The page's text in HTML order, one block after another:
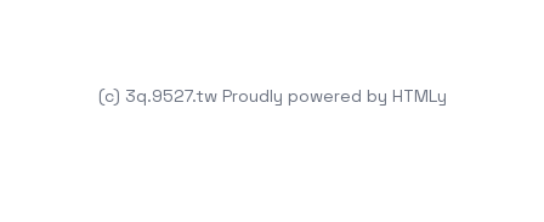
(c) 3q.9527.tw Proudly powered by HTMLy